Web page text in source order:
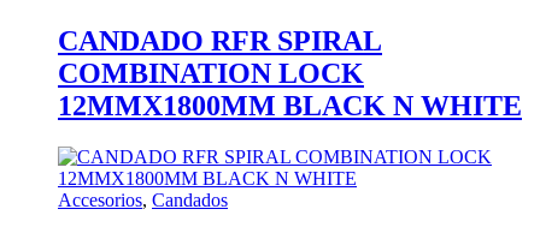
CANDADO RFR SPIRAL
COMBINATION LOCK
12MMX1800MM BLACK N WHITE
Accesorios, Candados